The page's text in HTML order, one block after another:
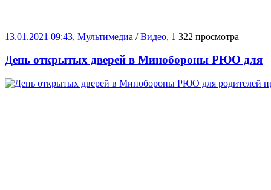
13.01.2021 09:43, Мультимедиа /Видео, 1 322 просмотра
День открытых дверей в Минобороны РЮО для